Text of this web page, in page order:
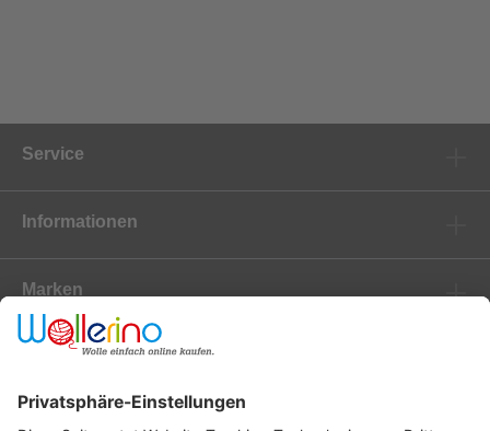
Service
Informationen
Marken
Newsletter